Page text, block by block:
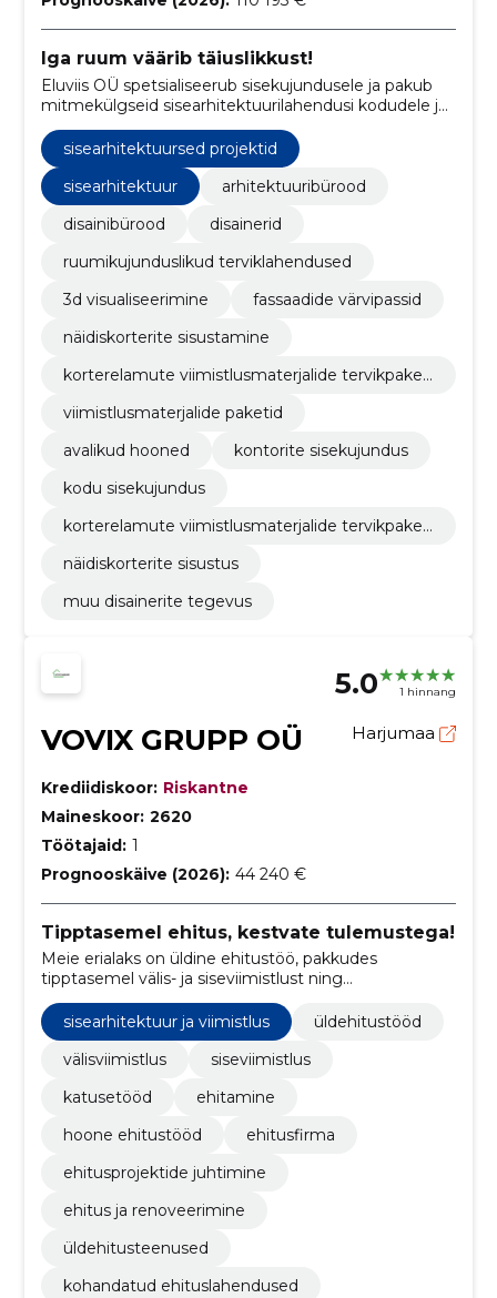
Iga ruum väärib täiuslikkust!
Eluviis OÜ spetsialiseerub sisekujundusele ja pakub
mitmekülgseid sisearhitektuurilahendusi kodudele ja
sisearhitektuursed projektid
sisearhitektuur
arhitektuuribürood
disainibürood
disainerid
ruumikujunduslikud terviklahendused
3d visualiseerimine
fassaadide värvipassid
näidiskorterite sisustamine
korterelamute viimistlusmaterjalide tervikpaketi
viimistlusmaterjalide paketid
avalikud hooned
kontorite sisekujundus
kodu sisekujundus
korterelamute viimistlusmaterjalide tervikpaket
näidiskorterite sisustus
muu disainerite tegevus
5.0 1 hinnang
VOVIX GRUPP OÜ Harjumaa
Krediidiskoor: Riskantne
Maineskoor: 2620
Töötajaid: 1
Prognooskäive (2026): 44 240 €
Tipptasemel ehitus, kestvate tulemustega!
Meie erialaks on üldine ehitustöö, pakkudes
tipptasemel välis- ja siseviimistlust ning
katusepaigaldusteenuseid.
sisearhitektuur ja viimistlus
üldehitustööd
välisviimistlus
siseviimistlus
katusetööd
ehitamine
hoone ehitustööd
ehitusfirma
ehitusprojektide juhtimine
ehitus ja renoveerimine
üldehitusteenused
kohandatud ehituslahendused